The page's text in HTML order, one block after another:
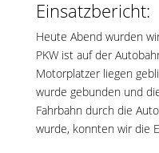
Einsatzbericht:
Heute Abend wurden
PKW ist auf der
Motorplatzer liegen
wurde gebunden und
Fahrbahn durch die
wurde, konnten wir die